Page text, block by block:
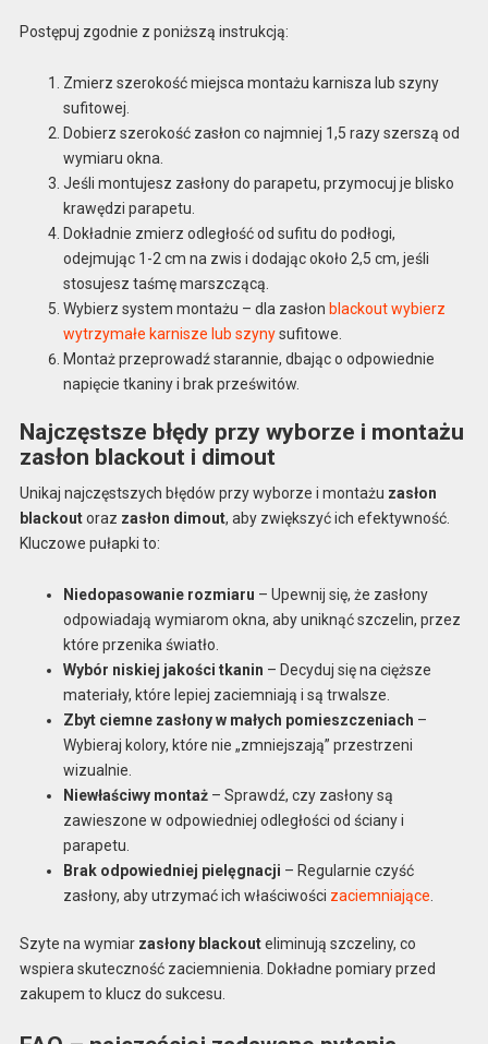
Postępuj zgodnie z poniższą instrukcją:
Zmierz szerokość miejsca montażu karnisza lub szyny
sufitowej.
Dobierz szerokość zasłon co najmniej 1,5 razy szerszą od
wymiaru okna.
Jeśli montujesz zasłony do parapetu, przymocuj je blisko
krawędzi parapetu.
Dokładnie zmierz odległość od sufitu do podłogi,
odejmując 1-2 cm na zwis i dodając około 2,5 cm, jeśli
stosujesz taśmę marszczącą.
Wybierz system montażu – dla zasłon blackout wybierz
wytrzymałe karnisze lub szynysufitowe.
Montaż przeprowadź starannie, dbając o odpowiednie
napięcie tkaniny i brak prześwitów.
Najczęstsze błędy przy wyborze i montażu
zasłon blackout i dimout
Unikaj najczęstszych błędów przy wyborze i montażu zasłon
blackoutoraz zasłon dimout, aby zwiększyć ich efektywność.
Kluczowe pułapki to:
Niedopasowanie rozmiaru – Upewnij się, że zasłony
odpowiadają wymiarom okna, aby uniknąć szczelin, przez
które przenika światło.
Wybór niskiej jakości tkanin – Decyduj się na cięższe
materiały, które lepiej zaciemniają i są trwalsze.
Zbyt ciemne zasłony w małych pomieszczeniach –
Wybieraj kolory, które nie „zmniejszają” przestrzeni
wizualnie.
Niewłaściwy montaż– Sprawdź, czy zasłony są
zawieszone w odpowiedniej odległości od ściany i
parapetu.
Brak odpowiedniej pielęgnacji – Regularnie czyść
zasłony, aby utrzymać ich właściwości zaciemniające.
Szyte na wymiar zasłony blackouteliminują szczeliny, co
wspiera skuteczność zaciemnienia. Dokładne pomiary przed
zakupem to klucz do sukcesu.